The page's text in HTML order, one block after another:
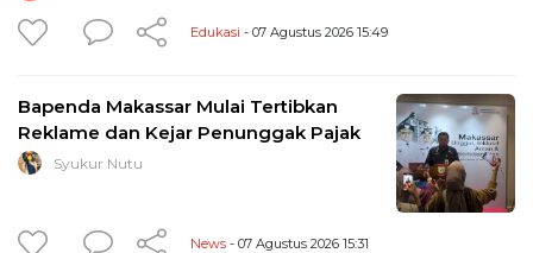
Edukasi - 07 Agustus 2026 15:49
Bapenda Makassar Mulai Tertibkan
Reklame dan Kejar Penunggak Pajak
Syukur Nutu
News - 07 Agustus 2026 15:31